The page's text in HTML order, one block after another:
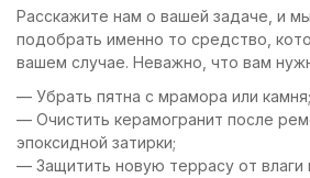
Расскажите нам о вашей задаче, и
подобрать именно то средство,
вашем случае. Неважно, что вам
— Убрать пятна с мрамора или камня;
— Очистить керамогранит после
эпоксидной затирки;
— Защитить новую террасу от влаги